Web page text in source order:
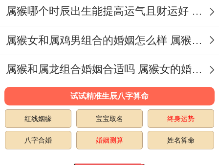
格外是面临感情里关联到的金钱往来，尽量
目行事或固执己见、导致产生刑非之祸或爱
2025年里除了做好化太岁，还可尝试经常佩
戴一个祥安阁九艳同合手链~通过佩戴~可以
时不时提醒自己感情里要懂得冷静理智、也
寓意着帮扶属猴女减少烂桃花滋扰，单身猴
属猴哪个时辰出生能提高运气且财运好 属猴运气差如何转运提高财运
属猴女和属鸡男组合的婚姻怎么样 属猴能带来的桃花运在哪一年
属猴和属龙组合婚姻合适吗 属猴女的婚姻不幸福是因为克夫吗
试试精准生辰八字算命
红线姻缘 宝宝取名 终身运势
八字合婚 婚姻测算 姓名算命